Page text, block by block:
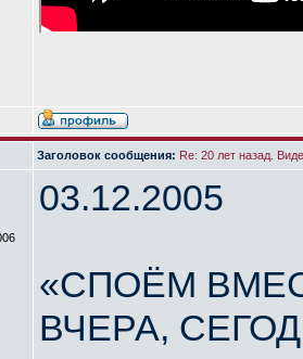
Заголовок сообщения: Re: 20 лет назад.
03.12.2005
«СПОЁМ
ВЧЕРА,